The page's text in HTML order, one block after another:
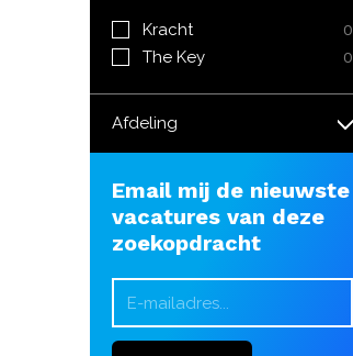
Kracht 0
The Key 0
Afdeling
Email mij de nieuwste
vacatures van deze
zoekopdracht